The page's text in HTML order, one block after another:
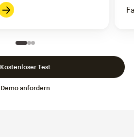
Slide 1 of 3
Go to slide 2 of 3
Go to slide 3 of 3
Demo anfordern
Kostenloser Test